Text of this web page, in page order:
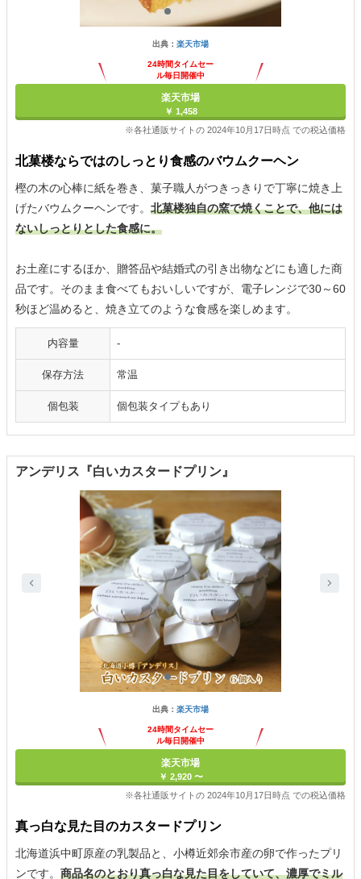
出典： 楽天市場
24時間タイムセー
ル毎日開催中
楽天市場
￥ 1,458
※各社通販サイトの 2024年10月17日時点 での税込価格
北菓楼ならではのしっとり食感のバウムクーヘン
樫の木の心棒に紙を巻き、菓子職人がつきっきりで丁寧に焼き上
げたバウムクーヘンです。 北菓楼独自の窯で焼くことで、他には
ないしっとりとした食感に。
お土産にするほか、贈答品や結婚式の引き出物などにも適した商
品です。そのまま食べてもおいしいですが、電子レンジで30～60
秒ほど温めると、焼き立てのような食感を楽しめます。
内容量 -
保存方法 常温
個包装 個包装タイプもあり
アンデリス『白いカスタードプリン』
出典： 楽天市場
24時間タイムセー
ル毎日開催中
楽天市場
￥ 2,920 〜
※各社通販サイトの 2024年10月17日時点 での税込価格
真っ白な見た目のカスタードプリン
北海道浜中町原産の乳製品と、小樽近郊余市産の卵で作ったプリ
ンです。 商品名のとおり真っ白な見た目をしていて、濃厚でミル